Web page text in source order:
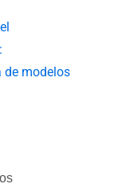
de modelos